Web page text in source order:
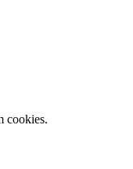
cookies.